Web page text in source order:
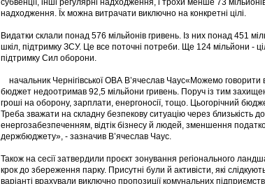
субвенції, інші регулярні надходження, і трохи менше 73
надходження. Їх можна витрачати виключно на конкретні цілі.
Видатки склали понад 576 мільйонів гривень. Із них понад 451
шкіл, підтримку ЗСУ. Це все поточні потреби. Ще 124 мільйони -
підтримку Сил оборони.
начальник Чернігівської ОВА В’ячеслав Чаус«Можемо говорити
бюджет недоотримав 92,5 мільйони гривень. Поруч із тим
гроші на оборону, зарплати, енергоносії, тощо. Цьогорічний
Треба зважати на складну безпекову ситуацію через близькість
енергозабезпеченням, відтік бізнесу й людей, зменшення
держбюджету», - зазначив В’ячеслав Чаус.
Також на сесії затвердили проєкт зонування регіонального
крок до збереження парку. Присутні були й активісти, які
варіанті врахували виключно пропозиції комунальних